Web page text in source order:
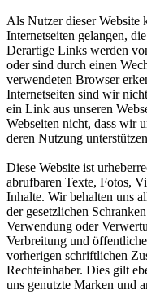
Als Nutzer dieser Website
Internetseiten gelangen,
Derartige Links werden
oder sind durch einen
verwendeten Browser
Internetseiten sind wir
ein Link aus unseren
Webseiten nicht, dass wir
deren Nutzung
Diese Website ist
abrufbaren Texte, Fotos,
Inhalte. Wir behalten uns
der gesetzlichen
Verwendung oder
Verbreitung und
vorherigen schriftlichen
Rechteinhaber. Dies gilt
uns genutzte Marken und